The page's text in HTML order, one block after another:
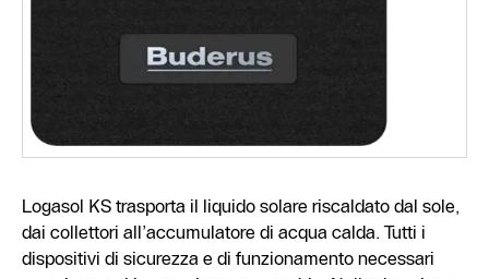
Logasol KS trasporta il liquido solare riscaldato dal sole,
dai collettori all’accumulatore di acqua calda. Tutti i
dispositivi di sicurezza e di funzionamento necessari